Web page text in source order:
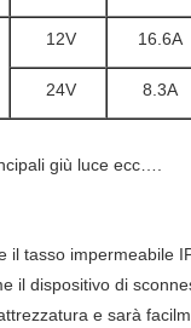
12V 16.6A
24V 8.3A
giù luce ecc….
tasso impermeabile
il dispositivo di
e sarà